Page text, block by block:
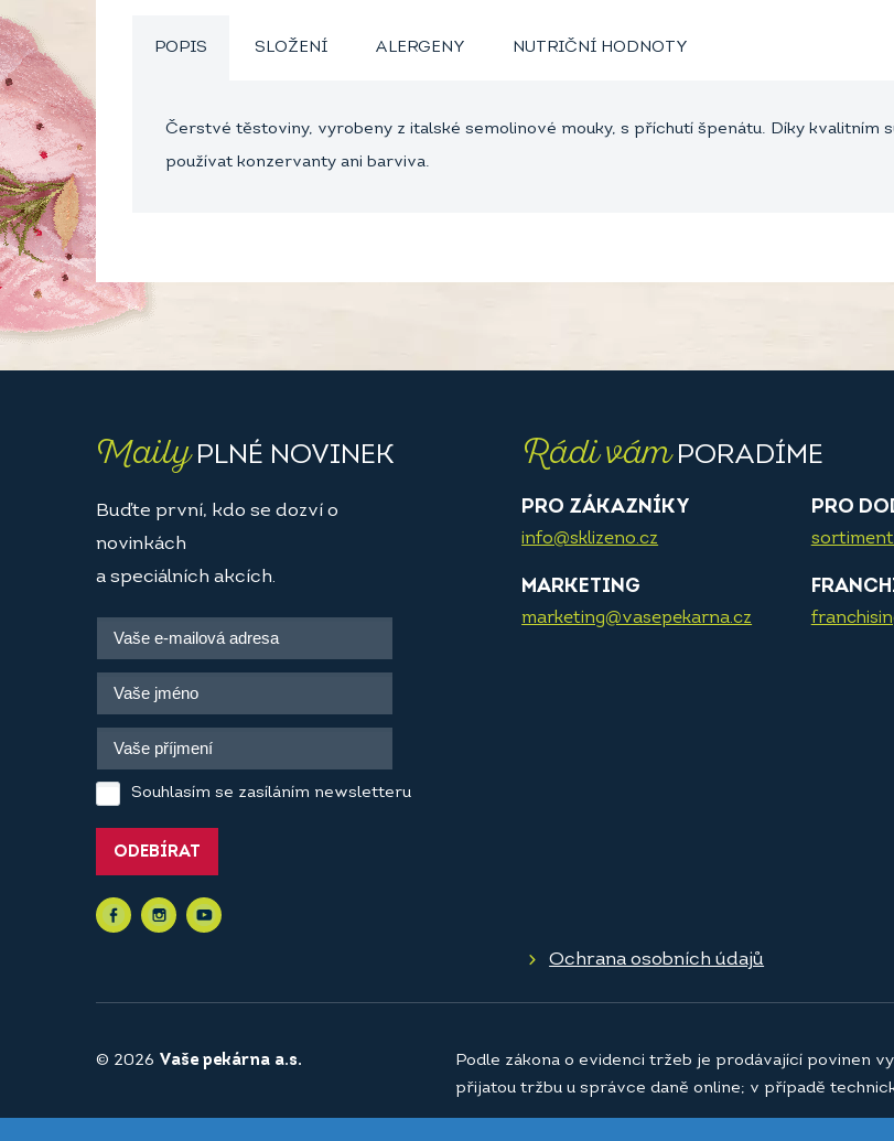
POPIS SLOŽENÍ ALERGENY NUTRIČNÍ HODNOTY
Čerstvé těstoviny, vyrobeny z italské semolinové mouky, s příchutí špenátu. Díky kvalitním
používat konzervanty ani barviva.
MailyPLNÉ NOVINEK
Buďte první, kdo se dozví o
novinkách
a speciálních akcích.
Souhlasím se zasíláním newsletteru
ODEBÍRAT
Rádi vámPORADÍME
PRO ZÁKAZNÍKY
info@sklizeno.cz
PRO
MARKETING
marketing@vasepekarna.cz
Ochrana osobních údajů
© 2026 Vaše pekárna a.s.
Podle zákona o evidenci tržeb je prodávající povinen
přijatou tržbu u správce daně online; v případě